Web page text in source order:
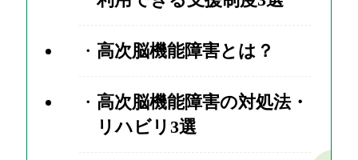
高次脳機能障害とは？
高次脳機能障害の対処法・
リハビリ3選